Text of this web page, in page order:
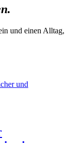
und einen Alltag,